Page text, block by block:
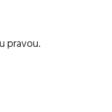
pravou.